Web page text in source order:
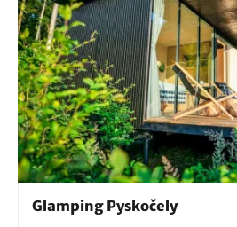
Glamping Pyskočely